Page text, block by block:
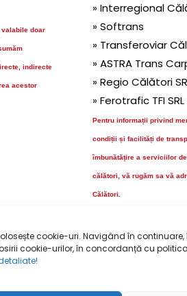
cookie-uri. Navigând în
cookie-urilor, în concordanță cu
doar
indirecte
acestor
» Interregional
» Softrans
» Transferoviar
» ASTRA Trans
» Regio Călători
» Ferotrafic TFI SRL
Pentru informații privind
condiții și facilități de
îmbunătățire a serviciilor
călători, vă rugăm sa vă
Călători.